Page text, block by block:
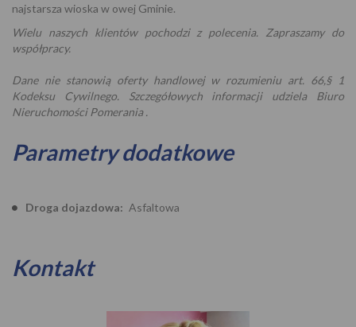
najstarsza wioska w owej Gminie.
Wielu naszych klientów pochodzi z polecenia. Zapraszamy do
współpracy.
Dane nie stanowią oferty handlowej w rozumieniu art. 66,§ 1
Kodeksu Cywilnego. Szczegółowych informacji udziela Biuro
Nieruchomości Pomerania .
Parametry dodatkowe
Droga dojazdowa: Asfaltowa
Kontakt